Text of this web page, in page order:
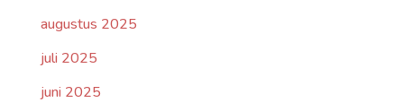
augustus 2025
juli 2025
juni 2025